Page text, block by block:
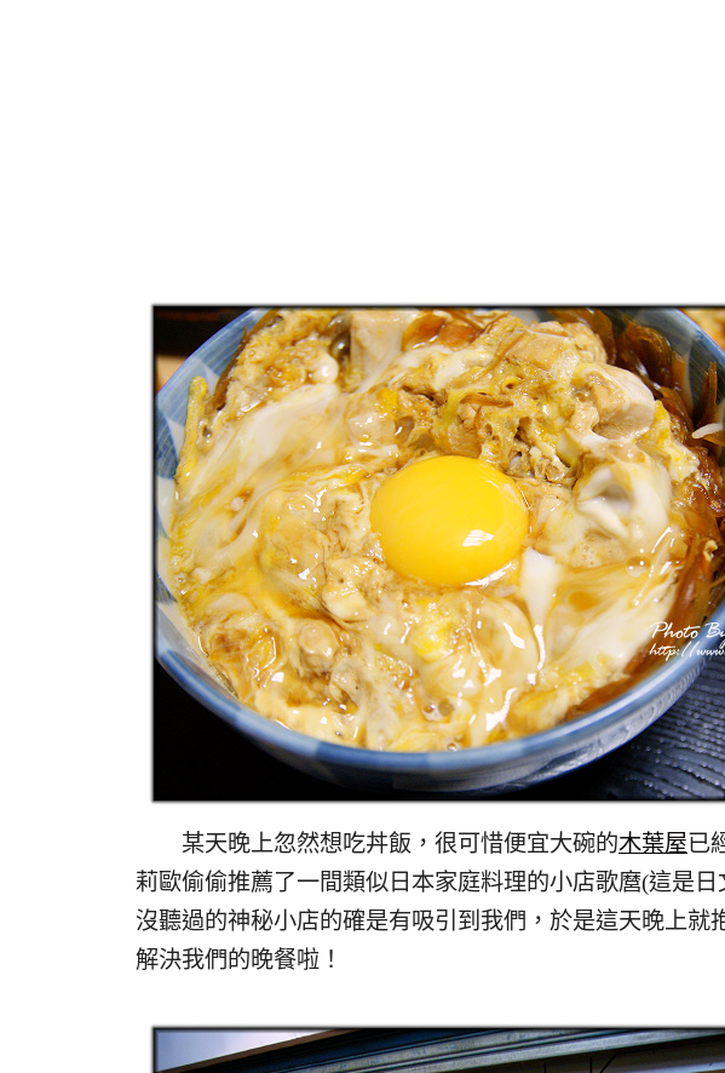
某天晚上忽然想吃丼飯，很可惜便宜大碗的木葉屋已
莉歐偷偷推薦了一間類似日本家庭料理的小店歌麿(這是
沒聽過的神秘小店的確是有吸引到我們，於是這天晚上就
解決我們的晚餐啦！